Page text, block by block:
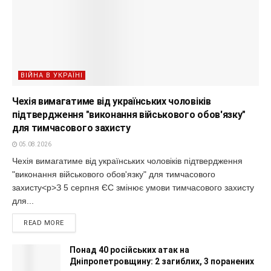
ВІЙНА В УКРАЇНІ
Чехія вимагатиме від українських чоловіків
підтвердження "виконання військового обов'язку"
для тимчасового захисту
05.08.2026
Чехія вимагатиме від українських чоловіків підтвердження
"виконання військового обов'язку" для тимчасового
захисту<p>З 5 серпня ЄС змінює умови тимчасового захисту
для...
READ MORE
Понад 40 російських атак на
Дніпропетровщину: 2 загиблих, 3 поранених